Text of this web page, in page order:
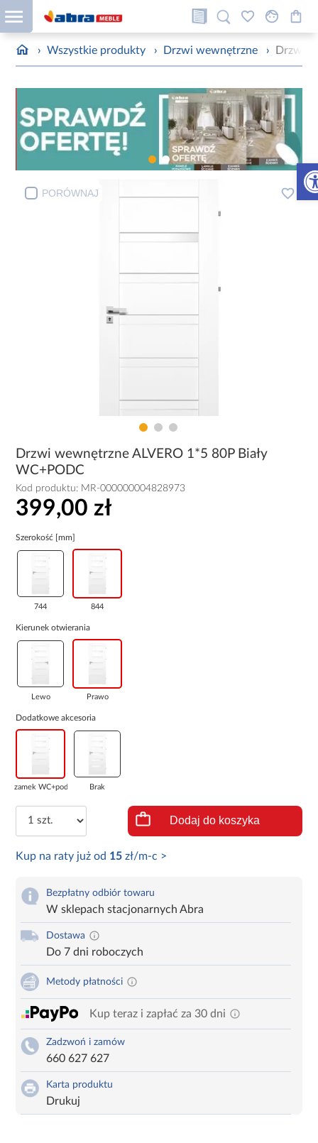
› Wszystkie produkty › Drzwi wewnętrzne › Drzwi
PORÓWNAJ
Drzwi wewnętrzne ALVERO 1*5 80P Biały
WC+PODC
Kod produktu: MR-000000004828973
399,00 zł
Szerokość [mm]
744 844
Kierunek otwierania
Lewo Prawo
Dodatkowe akcesoria
zamek WC+podcię... Brak
Dodaj do koszyka
Kup na raty już od 15 zł/m-c >
Bezpłatny odbiór towaru
W sklepach stacjonarnych Abra
Dostawa
Do 7 dni roboczych
Metody płatności
Kup teraz i zapłać za 30 dni
Zadzwoń i zamów
660 627 627
Karta produktu
Drukuj